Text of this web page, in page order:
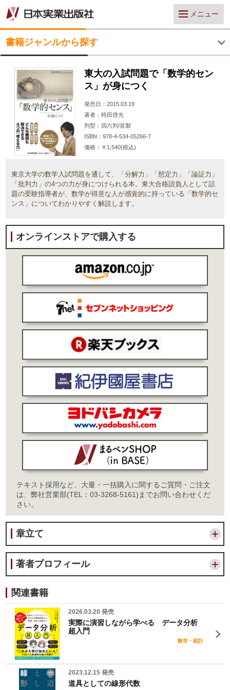
メニュー
書籍ジャンルから探す
東大の入試問題で「数学的セン
ス」が身につく
発売日
2015.03.19
著者
時田啓光
判型
四六判/並製
ISBN
978-4-534-05266-7
価格
￥1,540(税込)
東京大学の数学入試問題を通して、「分解力」「想定力」「論証力」
「批判力」の4つの力が身につけられる本。東大合格請負人として話
題の受験指導者が、数学が得意な人が感覚的に持っている「数学的セ
ンス」についてわかりやすく解説します。
オンラインストアで購入する
テキスト採用など、大量・一括購入に関するご質問・ご注文
は、弊社営業部(TEL：03-3268-5161)までお問い合わせくだ
さい。
章立て
著者プロフィール
関連書籍
2026.03.20 発売
実際に演習しながら学べる データ分析
超入門
数学・統計
2023.12.15 発売
道具としての線形代数